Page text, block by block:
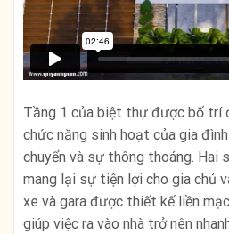
Tầng 1 của biệt thự được bố trí
chức năng sinh hoạt của gia
chuyển và sự thông thoáng. Hai
mang lại sự tiện lợi cho gia chủ
xe và gara được thiết kế liền
giúp việc ra vào nhà trở nên